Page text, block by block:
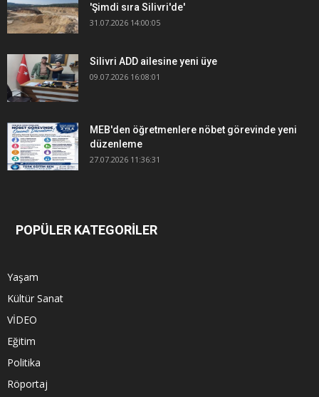
'Şimdi sıra Silivri'de'
31.07.2026 14:00:05
Silivri ADD ailesine yeni üye
09.07.2026 16:08:01
MEB'den öğretmenlere nöbet görevinde yeni
düzenleme
27.07.2026 11:36:31
POPÜLER KATEGORİLER
Yaşam
Kültür Sanat
VİDEO
Eğitim
Politika
Röportaj